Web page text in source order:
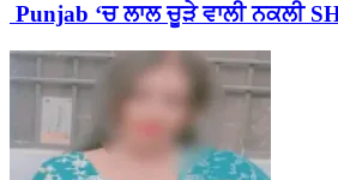
Punjab ‘ਚ ਲਾਲ ਚੂੜੇ ਵਾਲੀ ਨਕਲੀ